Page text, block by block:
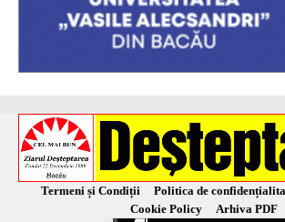
Termeni și Condiții Politica de
Cookie Policy
Arhiva PDF